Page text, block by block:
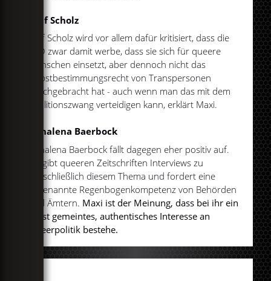
Olaf Scholz
Olaf Scholz wird vor allem dafür kritisiert, dass die
SPD zwar damit werbe, dass sie sich für queere
Menschen einsetzt, aber dennoch nicht das
Selbstbestimmungsrecht von Transpersonen
durchgebracht hat - auch wenn man das mit dem
Koalitionszwang verteidigen kann, erklärt Maxi.
Annalena Baerbock
Annalena Baerbock fällt dagegen eher positiv auf.
Sie gibt queeren Zeitschriften Interviews zu
ausschließlich diesem Thema und fordert eine
sogenannte Regenbogenkompetenz von Behörden
und Ämtern. Maxi ist der Meinung, dass bei ihr ein
ernst gemeintes, authentisches Interesse an
Queerpolitik bestehe.